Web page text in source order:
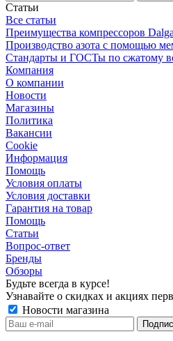
Статьи
Все статьи
Преимущества компрессоров
Производство азота с помощью
Стандарты и ГОСТы по сжатому
Компания
О компании
Новости
Магазины
Политика
Вакансии
Сookie
Информация
Помощь
Условия оплаты
Условия доставки
Гарантия на товар
Помощь
Статьи
Вопрос-ответ
Бренды
Обзоры
Будьте всегда в курсе!
Узнавайте о скидках и акциях
Новости магазина